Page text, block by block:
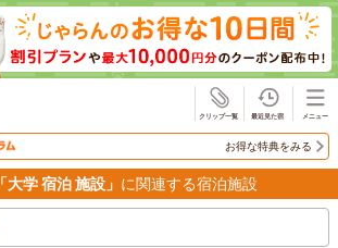
お得な特典をみる
「大学 宿泊 施設」 に関連する宿泊施設